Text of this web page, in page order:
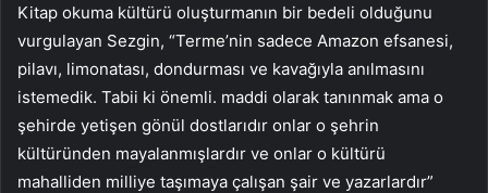
Kitap okuma kültürü oluşturmanın bir bedeli olduğunu
vurgulayan Sezgin, “Terme’nin sadece Amazon efsanesi,
pilavı, limonatası, dondurması ve kavağıyla anılmasını
istemedik. Tabii ki önemli. maddi olarak tanınmak ama o
şehirde yetişen gönül dostlarıdır onlar o şehrin
kültüründen mayalanmışlardır ve onlar o kültürü
mahalliden milliye taşımaya çalışan şair ve yazarlardır”